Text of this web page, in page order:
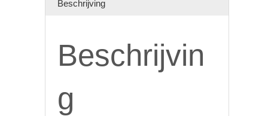
Beschrijving
Beschrijvin
g